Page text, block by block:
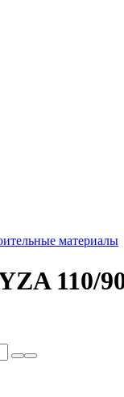
материалы
110/